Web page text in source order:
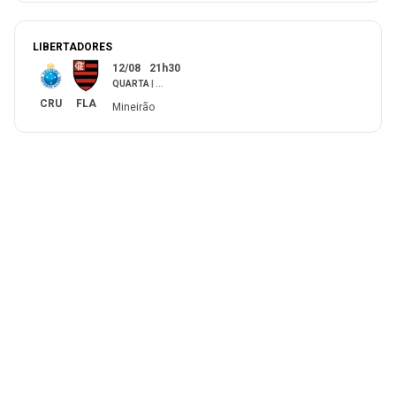
LIBERTADORES
CRU FLA
12/08 21h30
QUARTA ...
Mineirão